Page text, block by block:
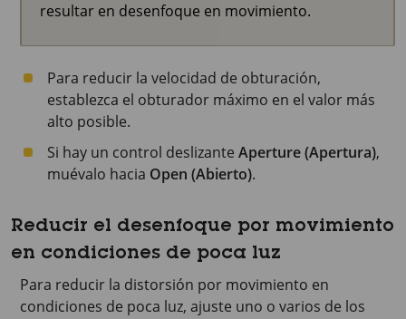
resultar en desenfoque en movimiento.
Para reducir la velocidad de obturación,
establezca el obturador máximo en el valor más
alto posible.
Si hay un control deslizante Aperture (Apertura),
muévalo hacia Open (Abierto).
Reducir el desenfoque por movimiento
en condiciones de poca luz
Para reducir la distorsión por movimiento en
condiciones de poca luz, ajuste uno o varios de los